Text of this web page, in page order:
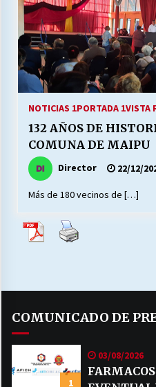
28/07/2026
CUMPLEAÑOS
27/07/2026
LABORAL:
13/07/2026
25/06/2026
16/06/2026
28/05/2026
NOTICIAS 1PORTADA 1VISTA
132 AÑOS DE
COMUNA DE MAIPU
Director 22/12/
Más de 180 vecinos de […]
COMUNICADO DE
1
03/08/2026